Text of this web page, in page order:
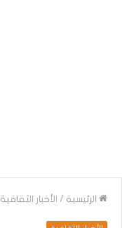
الرئيسية / الأخبار الثقافية